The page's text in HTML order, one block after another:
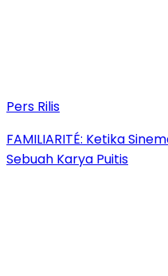
Pers Rilis
FAMILIARITÉ: Ketika
Sebuah Karya Puitis